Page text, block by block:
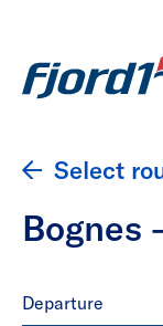
Select
Bognes
Departure